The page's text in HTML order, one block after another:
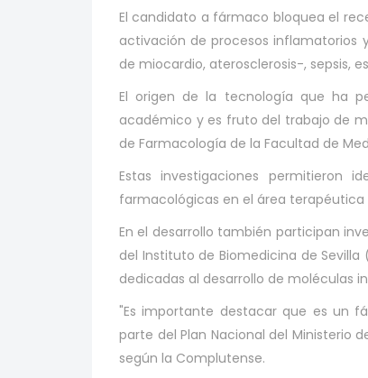
El candidato a fármaco bloquea el
activación de procesos inflamatorios
de miocardio, aterosclerosis-, sepsis,
El origen de la tecnología que ha
académico y es fruto del trabajo de
de Farmacología de la Facultad de
Estas investigaciones permitieron
farmacológicas en el área
En el desarrollo también participan
del Instituto de Biomedicina de
dedicadas al desarrollo de moléculas
"Es importante destacar que es un
parte del Plan Nacional del Ministerio
según la Complutense.